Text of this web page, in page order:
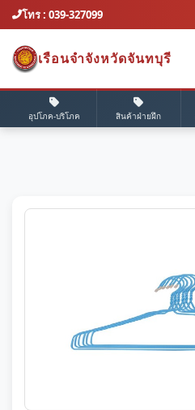
โทร : 039-327099
เรือนจำจังหวัดจันทบุรี
อุปโภค-บริโภค สินค้าฝ่ายฝึก